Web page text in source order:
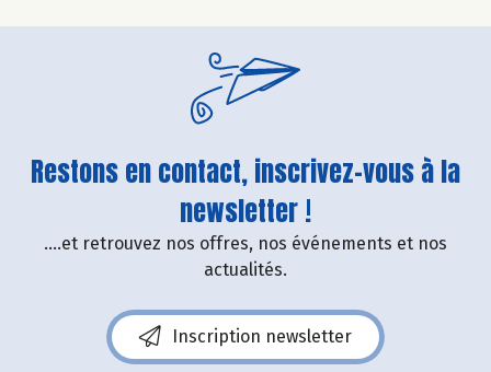
Restons en contact, inscrivez-vous à la
newsletter !
....et retrouvez nos offres, nos événements et nos
actualités.
Inscription newsletter